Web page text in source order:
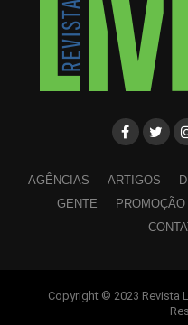
AGÊNCIAS ARTIGOS
GENTE
PROMOÇÃO
Copyright © 2023 Revista
WhatsAppFacebook